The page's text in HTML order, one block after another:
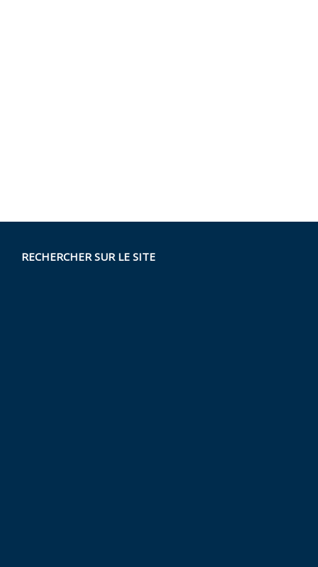
RECHERCHER SUR LE SITE